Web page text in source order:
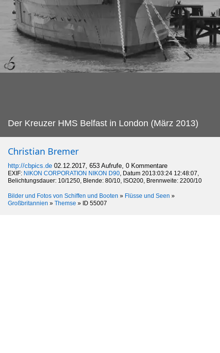
Der Kreuzer HMS Belfast in London (März 2013)
Christian Bremer
http://cbpics.de 02.12.2017, 653 Aufrufe, 0 Kommentare
EXIF: NIKON CORPORATION NIKON D90, Datum 2013:03:24 12:48:07,
Belichtungsdauer: 10/1250, Blende: 80/10, ISO200, Brennweite: 2200/10
Bilder und Fotos von Schiffen und Booten » Flüsse und Seen »
Großbritannien » Themse » ID 55007